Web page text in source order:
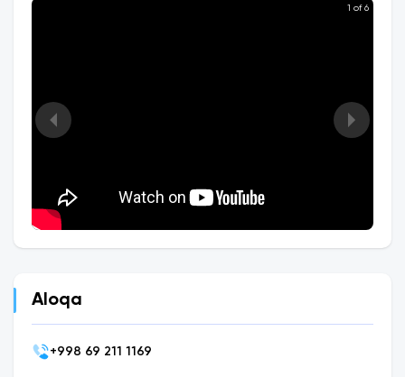
1 of 6
Aloqa
+998 69 211 1169